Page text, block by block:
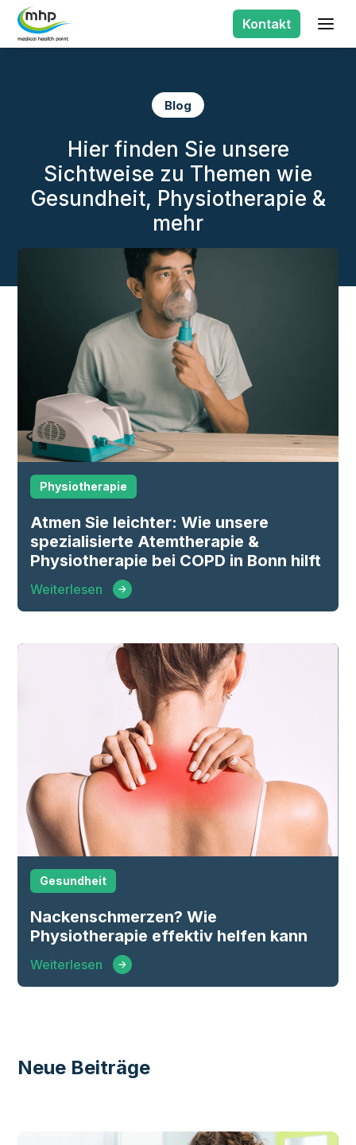
Kontakt
Blog
Hier finden Sie unsere
Sichtweise zu Themen wie
Gesundheit, Physiotherapie &
mehr
Physiotherapie
Atmen Sie leichter: Wie unsere
spezialisierte Atemtherapie &
Physiotherapie bei COPD in Bonn hilft
Weiterlesen
Gesundheit
Nackenschmerzen? Wie
Physiotherapie effektiv helfen kann
Weiterlesen
Neue Beiträge